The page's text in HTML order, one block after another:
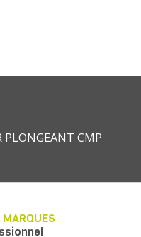
PLONGEANT CMP